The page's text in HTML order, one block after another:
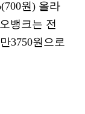
원) 올라
뱅크는 전
3750원으로